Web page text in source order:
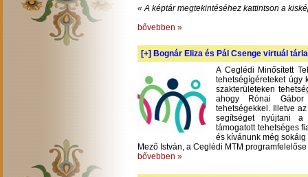
« A képtár megtekintéséhez kattintson a
bővebben »
[+] Bognár Eliza és Pál Csenge virtuál
A Ceglédi Minősített
tehetségígéreteket úgy
szakterületeken
ahogy Rónai Gábor
tehetségekkel. Illetve
segítséget nyújtani a
támogatott tehetséges
és kívánunk még
Mező István, a Ceglédi MTM programfelelőse
bővebben »